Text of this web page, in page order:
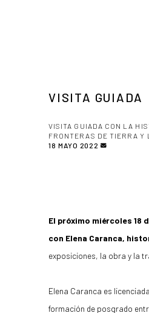
VISITA GUIADA
VISITA GUIADA CON LA
FRONTERAS DE TIERRA Y
18 MAYO 2022
El próximo miércoles 18
con Elena Caranca,
exposiciones, la obra y la
Elena Caranca es
formación de posgrado